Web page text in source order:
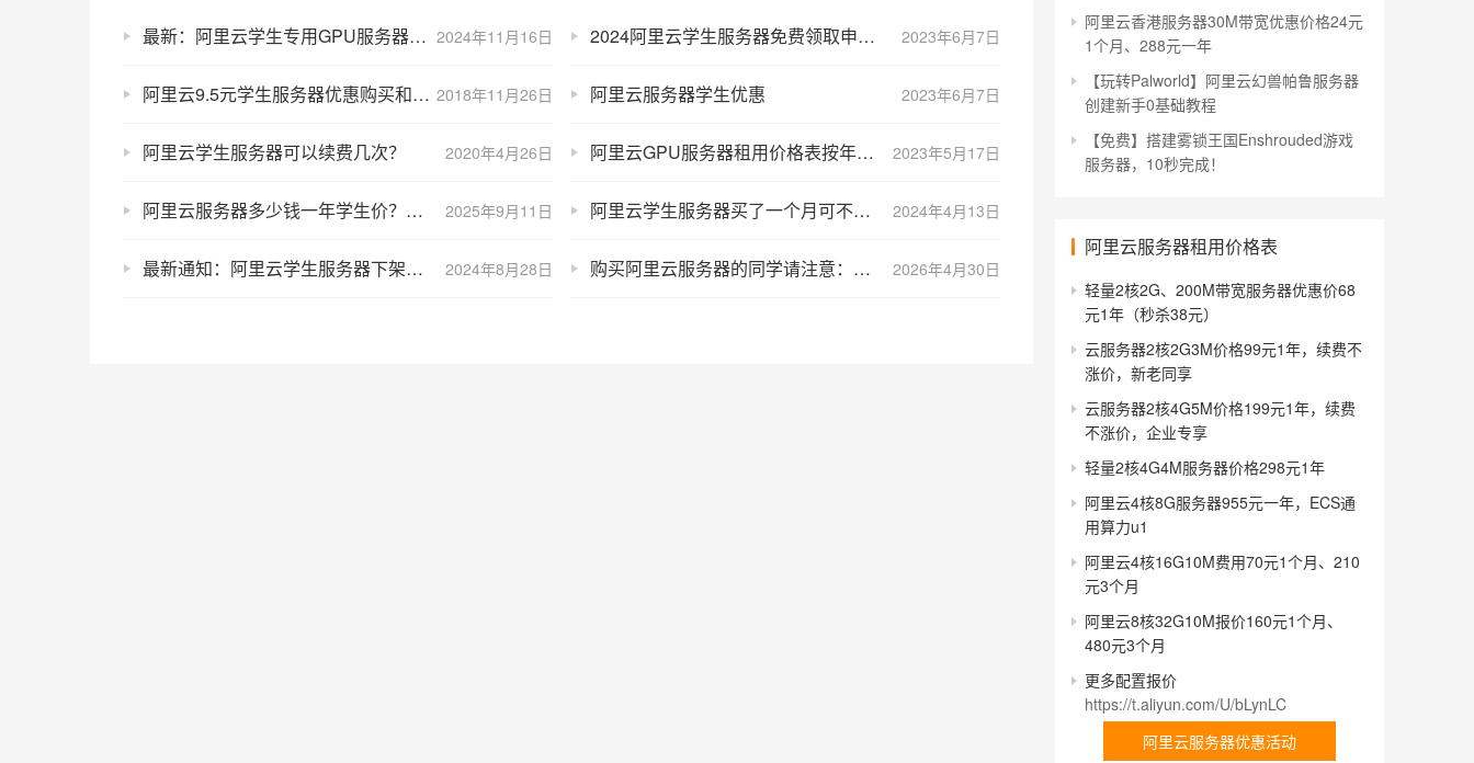
2024年11月16日
最新：阿里云学生专用GPU服务器配置和学生优惠价格说明 2023年6月7日
2024阿里云学生服务器免费领取申请（2024新版教程）
2018年11月26日
阿里云9.5元学生服务器优惠购买和配置方法 2023年6月7日
阿里云服务器学生优惠
2020年4月26日
阿里云学生服务器可以续费几次？ 2023年5月17日
阿里云GPU服务器租用价格表按年月、小时和学生费用
2025年9月11日
阿里云服务器多少钱一年学生价？学生免费领云服务器 2024年4月13日
阿里云学生服务器买了一个月可不可以续费？
2024年8月28日
最新通知：阿里云学生服务器下架，取而代之的是 2026年4月30日
购买阿里云服务器的同学请注意：你领券了吗？附最新优惠价格表
阿里云香港服务器30M带宽优惠价格24元
1个月、288元一年
【玩转Palworld】阿里云幻兽帕鲁服务器
创建新手0基础教程
【免费】搭建雾锁王国Enshrouded游戏
服务器，10秒完成！
阿里云服务器租用价格表
轻量2核2G、200M带宽服务器优惠价68
元1年（秒杀38元）
云服务器2核2G3M价格99元1年，续费不
涨价，新老同享
云服务器2核4G5M价格199元1年，续费
不涨价，企业专享
轻量2核4G4M服务器价格298元1年
阿里云4核8G服务器955元一年，ECS通
用算力u1
阿里云4核16G10M费用70元1个月、210
元3个月
阿里云8核32G10M报价160元1个月、
480元3个月
更多配置报价
https://t.aliyun.com/U/bLynLC
阿里云服务器优惠活动